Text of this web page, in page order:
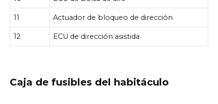
11 Actuador de bloqueo de dirección
12 ECU de dirección asistida
Caja de fusibles del habitáculo